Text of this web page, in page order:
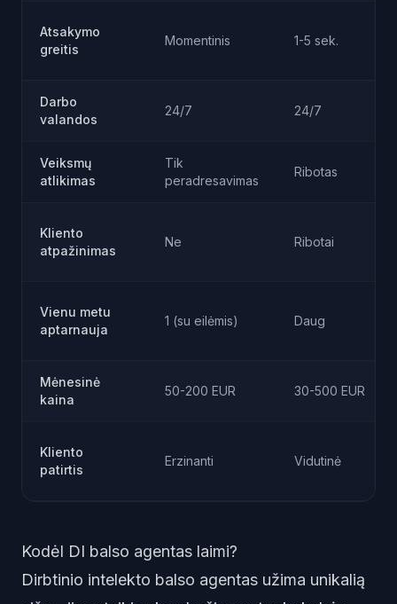
Atsakymo
greitis
Momentinis 1-5 sek.
Darbo
valandos
24/7 24/7
Veiksmų
atlikimas
Tik
peradresavimas
Ribotas
Kliento
atpažinimas
Ne Ribotai
Vienu metu
aptarnauja
1 (su eilėmis) Daug
Mėnesinė
kaina
50-200 EUR 30-500 EUR
Kliento
patirtis
Erzinanti Vidutinė
Kodėl DI balso agentas laimi?
Dirbtinio intelekto balso agentas užima unikalią